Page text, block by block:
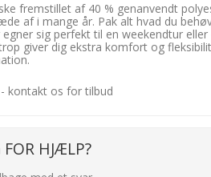
fremstillet af 40 % genanvendt
af i mange år. Pak alt hvad du
sig perfekt til en weekendtur
giver dig ekstra komfort og
kontakt os for tilbud
HJÆLP?